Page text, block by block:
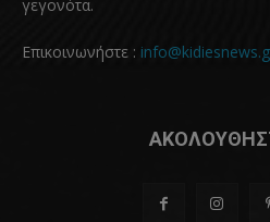
γεγονότα.
Επικοινωνήστε :